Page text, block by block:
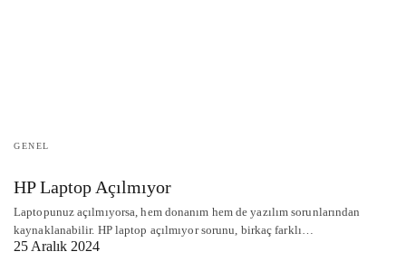
GENEL
HP Laptop Açılmıyor
Laptopunuz açılmıyorsa, hem donanım hem de yazılım sorunlarından
kaynaklanabilir. HP laptop açılmıyor sorunu, birkaç farklı…
25 Aralık 2024